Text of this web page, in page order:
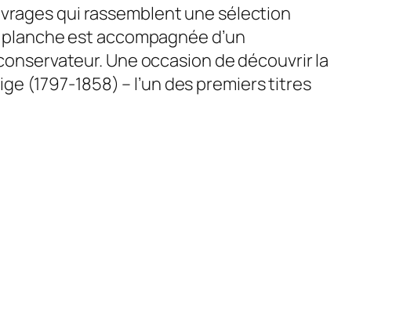
qui rassemblent une sélection
est accompagnée d’un
Une occasion de découvrir la
(1797-1858) – l’un des premiers titres